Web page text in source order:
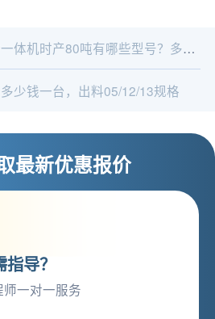
机时产80吨有哪些型号？多少钱？
少钱一台，出料05/12/13规格
最新优惠报价
导？
一对一服务